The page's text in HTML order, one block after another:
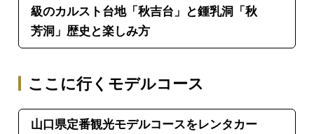
級のカルスト台地「秋吉台」と鍾乳洞「秋
芳洞」歴史と楽しみ方
ここに行くモデルコース
山口県定番観光モデルコースをレンタカー